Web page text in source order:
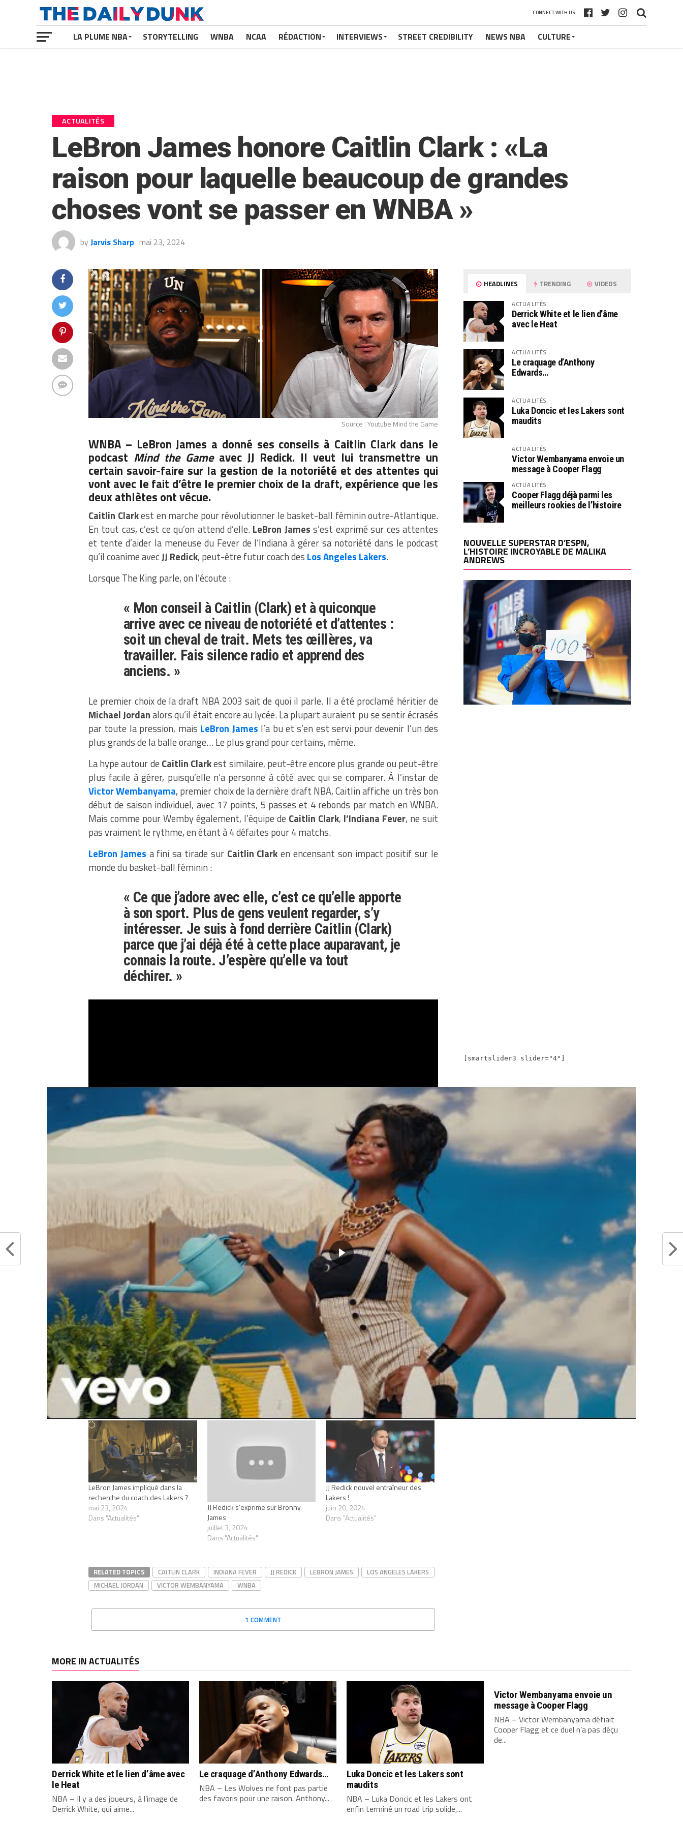
CONNECT WITH US
LA PLUME NBA STORYTELLING WNBA NCAA RÉDACTION INTERVIEWS STREET CREDIBILITY NEWS NBA CULTURE
ACTUALITÉS
LeBron James honore Caitlin Clark : «La
raison pour laquelle beaucoup de grandes
choses vont se passer en WNBA »
by Jarvis Sharp mai 23, 2024
Source : Youtube Mind the Game
WNBA – LeBron James a donné ses conseils à Caitlin Clark dans le
podcast Mind the Gameavec JJ Redick. Il veut lui transmettre un
certain savoir-faire sur la gestion de la notoriété et des attentes qui
vont avec le fait d’être le premier choix de la draft, expérience que les
deux athlètes ont vécue.
Caitlin Clarkest en marche pour révolutionner le basket-ball féminin outre-Atlantique.
En tout cas, c’est ce qu’on attend d’elle. LeBron James s’est exprimé sur ces attentes
et tente d’aider la meneuse du Fever de l’Indiana à gérer sa notoriété dans le podcast
qu’il coanime avecJJ Redick, peut-être futur coach des Los Angeles Lakers.
Lorsque The King parle, on l’écoute :
« Mon conseil à Caitlin (Clark) et à quiconque
arrive avec ce niveau de notoriété et d’attentes :
soit un cheval de trait. Mets tes œillères, va
travailler. Fais silence radio et apprend des
anciens. »
Le premier choix de la draft NBA 2003 sait de quoi il parle. Il a été proclamé héritier de
Michael Jordanalors qu’il était encore au lycée. La plupart auraient pu se sentir écrasés
par toute la pression, mais LeBron James l’a bu et s’en est servi pour devenir l’un des
plus grands de la balle orange… Le plus grand pour certains, même.
La hype autour de Caitlin Clarkest similaire, peut-être encore plus grande ou peut-être
plus facile à gérer, puisqu’elle n’a personne à côté avec qui se comparer. À l’instar de
Victor Wembanyama, premier choix de la dernière draft NBA, Caitlin affiche un très bon
début de saison individuel, avec 17 points, 5 passes et 4 rebonds par match en WNBA.
Mais comme pour Wemby également, l’équipe de Caitlin Clark, l’Indiana Fever, ne suit
pas vraiment le rythme, en étant à 4 défaites pour 4 matchs.
LeBron James a fini sa tirade sur Caitlin Clark en encensant son impact positif sur le
monde du basket-ball féminin :
« Ce que j’adore avec elle, c’est ce qu’elle apporte
à son sport. Plus de gens veulent regarder, s’y
intéresser. Je suis à fond derrière Caitlin (Clark)
parce que j’ai déjà été à cette place auparavant, je
connais la route. J’espère qu’elle va tout
déchirer. »
De beaux mots de la part du grand LeBron James (43:28). Caitlin Clark
devrait être ravie et se sentir moins seule dans son statut, avec
lequel vient une montagne d’attentes.Elle qui vient tout juste de
signer un contrat pour devenir ambassadrice de la marque Wilson,
chose que même LeBron James n’a pas vécu. Caitlin Clark partage
désormais cela avec Michael Jordan seulement, rien que ça.
Booba réagit à l’hommage de Victor Wembanyama
Partager :
Articles similaires
LeBron James impliqué dans la
recherche du coach des Lakers ?
mai 23, 2024
Dans "Actualités"
JJ Redick s’exprime sur Bronny
James
juillet 3, 2024
Dans "Actualités"
JJ Redick nouvel entraîneur des
Lakers !
juin 20, 2024
Dans "Actualités"
RELATED TOPICS CAITLIN CLARK INDIANA FEVER JJ REDICK LEBRON JAMES
LOS ANGELES LAKERS
MICHAEL JORDAN
VICTOR WEMBANYAMA WNBA
1 COMMENT
HEADLINES TRENDING VIDEOS
ACTUALITÉS
Derrick White et le lien d’âme
avec le Heat
ACTUALITÉS
Le craquage d’Anthony
Edwards…
ACTUALITÉS
Luka Doncic et les Lakers sont
maudits
ACTUALITÉS
Victor Wembanyama envoie un
message à Cooper Flagg
ACTUALITÉS
Cooper Flagg déjà parmi les
meilleurs rookies de l’histoire
NOUVELLE SUPERSTAR D’ESPN,
L’HISTOIRE INCROYABLE DE MALIKA
ANDREWS
[smartslider3 slider="4"]
MORE IN ACTUALITÉS
Derrick White et le lien d’âme avec
le Heat
NBA – Il y a des joueurs, à l’image de
Derrick White, qui aime...
Le craquage d’Anthony Edwards…
NBA – Les Wolves ne font pas partie
des favoris pour une raison. Anthony...
Luka Doncic et les Lakers sont
maudits
NBA – Luka Doncic et les Lakers ont
enfin terminé un road trip solide,...
Victor Wembanyama envoie un
message à Cooper Flagg
NBA – Victor Wembanyama défiait
Cooper Flagg et ce duel n’a pas déçu
de...